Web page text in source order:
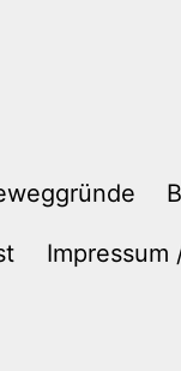
Impressum